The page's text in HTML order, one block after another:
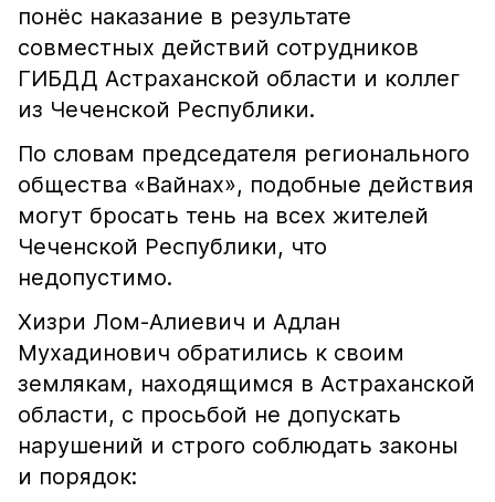
понёс наказание в результате
совместных действий сотрудников
ГИБДД Астраханской области и коллег
из Чеченской Республики.
По словам председателя регионального
общества «Вайнах», подобные действия
могут бросать тень на всех жителей
Чеченской Республики, что
недопустимо.
Хизри Лом-Алиевич и Адлан
Мухадинович обратились к своим
землякам, находящимся в Астраханской
области, с просьбой не допускать
нарушений и строго соблюдать законы
и порядок: